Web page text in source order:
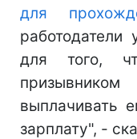
для
работодатели
для того,
выплачивать
зарплату", -